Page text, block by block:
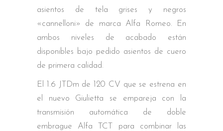
asientos de tela grises y negros
«cannelloni» de marca Alfa Romeo. En
ambos niveles de acabado están
disponibles bajo pedido asientos de cuero
de primera calidad.
El 1.6 JTDm de 120 CV que se estrena en
el nuevo Giulietta se empareja con la
transmisión automática de doble
embrague Alfa TCT para combinar las